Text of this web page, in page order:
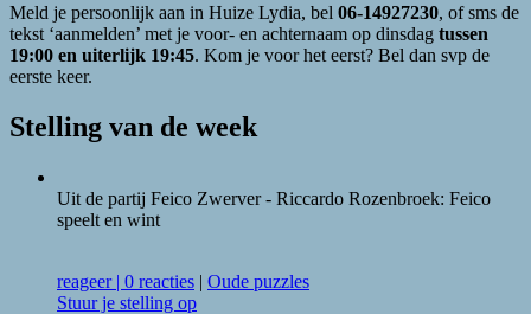
Meld je persoonlijk aan in Huize Lydia, bel 06-14927230, of sms de
tekst ‘aanmelden’ met je voor- en achternaam op dinsdag tussen
19:00 en uiterlijk 19:45. Kom je voor het eerst? Bel dan svp de
eerste keer.
Stelling van de week
Uit de partij Feico Zwerver - Riccardo Rozenbroek: Feico
speelt en wint
reageer| 0 reacties | Oude puzzles
Stuur je stelling op